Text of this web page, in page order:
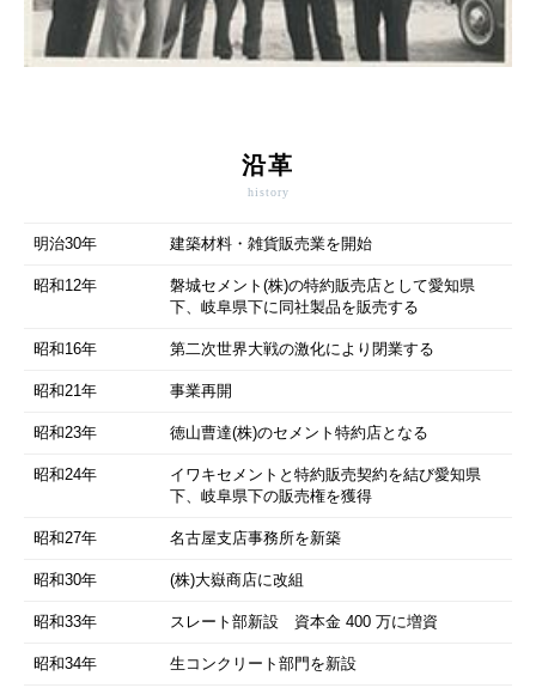
沿革
history
明治30年 建築材料・雑貨販売業を開始
昭和12年
磐城セメント(株)の特約販売店として愛知県
下、岐阜県下に同社製品を販売する
昭和16年 第二次世界大戦の激化により閉業する
昭和21年 事業再開
昭和23年 徳山曹達(株)のセメント特約店となる
昭和24年
イワキセメントと特約販売契約を結び愛知県
下、岐阜県下の販売権を獲得
昭和27年 名古屋支店事務所を新築
昭和30年 (株)大嶽商店に改組
昭和33年 スレート部新設 資本金 400 万に増資
昭和34年 生コンクリート部門を新設